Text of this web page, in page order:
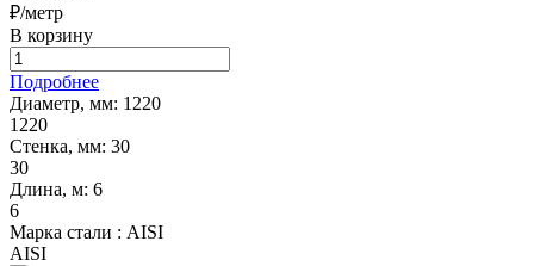
₽/метр
В корзину
Подробнее
Диаметр, мм: 1220
1220
Стенка, мм: 30
30
Длина, м: 6
6
Марка стали : AISI
AISI